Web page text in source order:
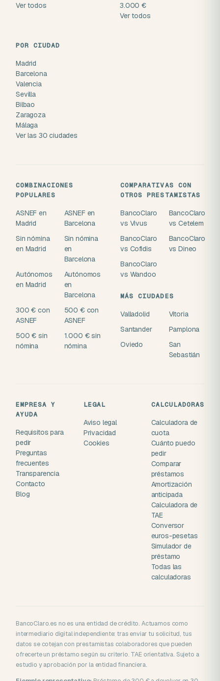
Ver todos
3.000 €
Ver todos
POR CIUDAD
Madrid
Barcelona
Valencia
Sevilla
Bilbao
Zaragoza
Málaga
Ver las 30 ciudades
COMBINACIONES
POPULARES
ASNEF en
Madrid
ASNEF en
Barcelona
Sin nómina
en Madrid
Sin nómina
en
Barcelona
Autónomos
en Madrid
Autónomos
en
Barcelona
300 € con
ASNEF
500 € con
ASNEF
500 € sin
nómina
1.000 € sin
nómina
COMPARATIVAS CON
OTROS PRESTAMISTAS
BancoClaro
vs Vivus
BancoClaro
vs Cetelem
BancoClaro
vs Cofidis
BancoClaro
vs Dineo
BancoClaro
vs Wandoo
MÁS CIUDADES
Valladolid
Vitoria
Santander
Pamplona
Oviedo
San
Sebastián
EMPRESA Y
AYUDA
Requisitos para
pedir
Preguntas
frecuentes
Transparencia
Contacto
Blog
LEGAL
Aviso legal
Privacidad
Cookies
CALCULADORAS
Calculadora de
cuota
Cuánto puedo
pedir
Comparar
préstamos
Amortización
anticipada
Calculadora de
TAE
Conversor
euros-pesetas
Simulador de
préstamo
Todas las
calculadoras
BancoClaro.es no es una entidad de crédito. Actuamos como
intermediario digital independiente: tras enviar tu solicitud, tus
datos se cotejan con prestamistas colaboradores que pueden
ofrecerte un préstamo según su criterio. TAE orientativa. Sujeto a
estudio y aprobación por la entidad financiera.